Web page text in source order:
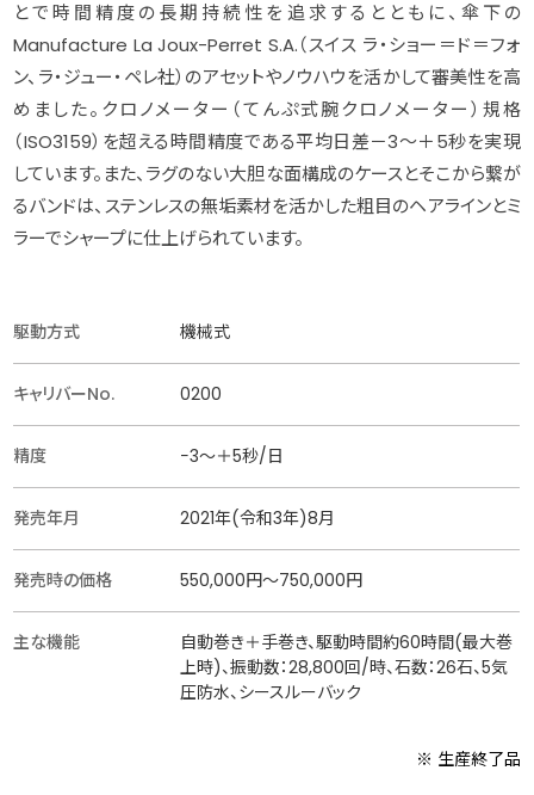
とで時間精度の長期持続性を追求するとともに、傘下の
Manufacture La Joux-Perret S.A.（スイス ラ・ショー＝ド＝フォ
ン、ラ・ジュー・ペレ社）のアセットやノウハウを活かして審美性を高
めました。クロノメーター（てんぷ式腕クロノメーター）規格
（ISO3159）を超える時間精度である平均日差－3～＋5秒を実現
しています。また、ラグのない大胆な面構成のケースとそこから繋が
るバンドは、ステンレスの無垢素材を活かした粗目のヘアラインとミ
ラーでシャープに仕上げられています。
駆動方式 機械式
キャリバーNo. 0200
精度 −3〜＋5秒/日
発売年月 2021年(令和3年)8月
発売時の価格 550,000円～750,000円
主な機能
自動巻き＋手巻き、駆動時間約60時間(最大巻
上時)、振動数：28,800回/時、石数：26石、5気
圧防水、シースルーバック
※ 生産終了品